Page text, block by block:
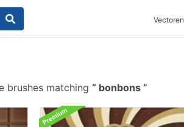
Vectoren
brushes matching bonbons